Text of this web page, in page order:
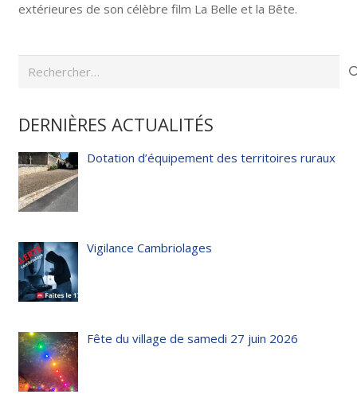
extérieures de son célèbre film La Belle et la Bête.
Rechercher :
DERNIÈRES ACTUALITÉS
Dotation d’équipement des territoires ruraux
Vigilance Cambriolages
Fête du village de samedi 27 juin 2026